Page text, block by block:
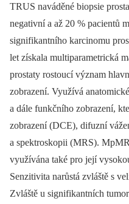
TRUS naváděné biopsie
negativní a až 20 % pacientů
signifikantního karcinomu
let získala multiparametrická
prostaty rostoucí význam
zobrazení. Využívá
a dále funkčního zobrazení,
zobrazení (DCE), difuzní
a spektroskopii (MRS).
využívána také pro její
Senzitivita narůstá zvláště s
Zvláště u signifikantních